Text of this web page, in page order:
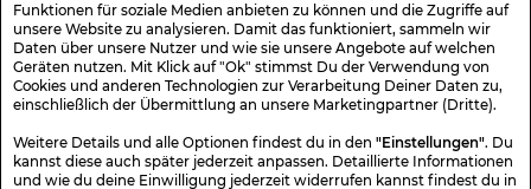
Funktionen für soziale Medien anbieten zu können und die Zugriffe auf
unsere Website zu analysieren. Damit das funktioniert, sammeln wir
Daten über unsere Nutzer und wie sie unsere Angebote auf welchen
Geräten nutzen. Mit Klick auf "Ok" stimmst Du der Verwendung von
Cookies und anderen Technologien zur Verarbeitung Deiner Daten zu,
einschließlich der Übermittlung an unsere Marketingpartner (Dritte).
Weitere Details und alle Optionen findest du in den "Einstellungen". Du
kannst diese auch später jederzeit anpassen. Detaillierte Informationen
und wie du deine Einwilligung jederzeit widerrufen kannst findest du in
Versand & Rücksendung